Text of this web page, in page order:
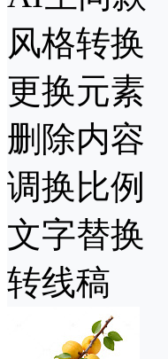
风格转换
更换元素
删除内容
调换比例
文字替换
转线稿